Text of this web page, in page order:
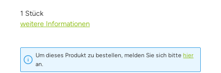
1 Stück
weitere Informationen
Um dieses Produkt zu bestellen, melden Sie sich bitte hier
an.